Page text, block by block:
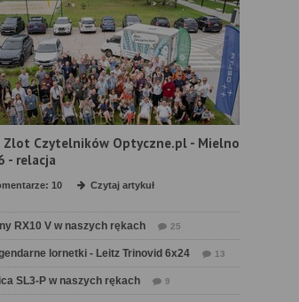
Zlot Czytelników Optyczne.pl - Mielno
- relacja
10 Czytaj artykuł
RX10 V w naszych rękach 25
lornetki - Leitz Trinovid 6x24 13
SL3-P w naszych rękach 9